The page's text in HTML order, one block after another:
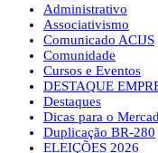
Administrativo
Associativismo
Comunicado ACIJS
Comunidade
Cursos e Eventos
DESTAQUE
Destaques
Dicas para o
Duplicação BR-280
ELEIÇÕES 2026